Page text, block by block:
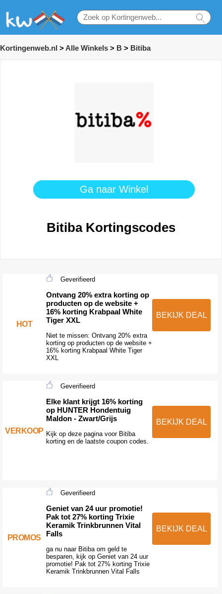
Kortingenweb.nl > Alle Winkels > B > Bitiba
Ga naar Winkel
Bitiba Kortingscodes
HOT
Geverifieerd
Ontvang 20% extra korting op
producten op de website +
16% korting Krabpaal White
Tiger XXL
Niet te missen: Ontvang 20% extra
korting op producten op de website +
16% korting Krabpaal White Tiger
XXL
BEKIJK DEAL
VERKOOP
Geverifieerd
Elke klant krijgt 16% korting
op HUNTER Hondentuig
Maldon - Zwart/Grijs
Kijk op deze pagina voor Bitiba
korting en de laatste coupon codes.
BEKIJK DEAL
PROMOS
Geverifieerd
Geniet van 24 uur promotie!
Pak tot 27% korting Trixie
Keramik Trinkbrunnen Vital
Falls
ga nu naar Bitiba om geld te
besparen, kijk op Geniet van 24 uur
promotie! Pak tot 27% korting Trixie
Keramik Trinkbrunnen Vital Falls
BEKIJK DEAL